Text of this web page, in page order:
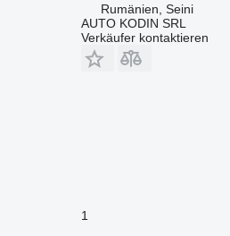
Rumänien, Seini
AUTO KODIN SRL
Verkäufer kontaktieren
1